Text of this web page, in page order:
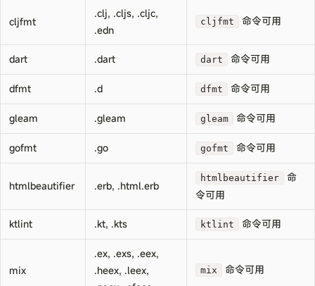
cljfmt
.clj, .cljs, .cljc,
.edn
cljfmt 命令可用
dart .dart dart 命令可用
dfmt .d dfmt 命令可用
gleam .gleam gleam 命令可用
gofmt .go gofmt 命令可用
htmlbeautifier .erb, .html.erb
htmlbeautifier
命
令可用
ktlint .kt, .kts ktlint 命令可用
mix
.ex, .exs, .eex,
.heex, .leex,
mix 命令可用